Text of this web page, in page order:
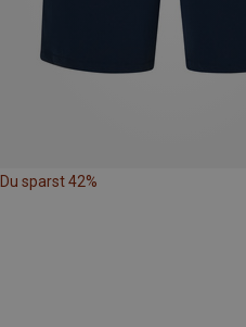
Du sparst 42%